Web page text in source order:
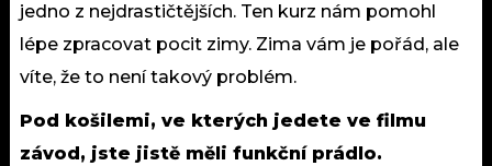
jedno z nejdrastičtějších. Ten kurz nám pomohl
lépe zpracovat pocit zimy. Zima vám je pořád, ale
víte, že to není takový problém.
Pod košilemi, ve kterých jedete ve filmu
závod, jste jistě měli funkční prádlo.